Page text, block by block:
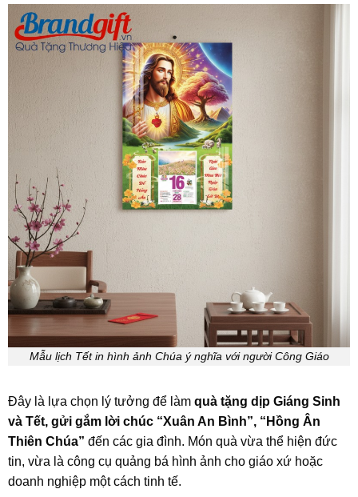
Mẫu lịch Tết in hình ảnh Chúa ý nghĩa với người Công Giáo
Đây là lựa chọn lý tưởng để làm quà tặng dịp Giáng Sinh
và Tết, gửi gắm lời chúc “Xuân An Bình”, “Hồng Ân
Thiên Chúa” đến các gia đình. Món quà vừa thể hiện đức
tin, vừa là công cụ quảng bá hình ảnh cho giáo xứ hoặc
doanh nghiệp một cách tinh tế.